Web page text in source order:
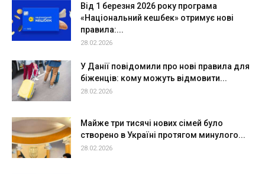
Від 1 березня 2026 року програма
«Національний кешбек» отримує нові
правила:...
28.02.2026
У Данії повідомили про нові правила для
біженців: кому можуть відмовити...
28.02.2026
Майже три тисячі нових сімей було
створено в Україні протягом минулого...
28.02.2026